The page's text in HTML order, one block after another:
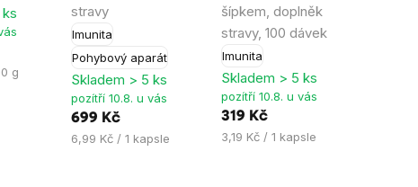
g
stravy
Imunita
Pohybový aparát
Skladem > 5 ks
pozítří 10.8. u vás
699 Kč
Měrná
6,99 Kč / 1 kapsle
šípkem, doplněk
stravy, 100 dávek
Imunita
Skladem > 5 ks
pozítří 10.8. u vás
319 Kč
Měrná
3,19 Kč / 1 kapsle